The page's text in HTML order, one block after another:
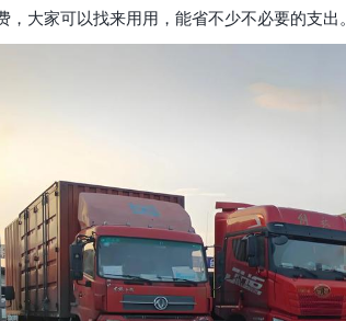
，大家可以找来用用，能省不少不必要的支出。